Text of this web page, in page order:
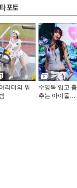
리더의 워
수영복 입고 춤
추는 아이돌…